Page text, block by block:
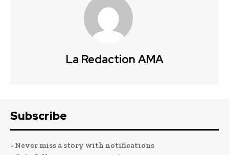
La Redaction AMA
Subscribe
- Never miss a story with notifications